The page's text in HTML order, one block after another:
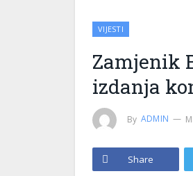
VIJESTI
Zamjenik
izdanja
By ADMIN
Share